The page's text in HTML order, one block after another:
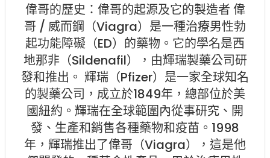
偉哥的歷史：偉哥的起源及它的製造者 偉
哥 / 威而鋼（Viagra）是一種治療男性勃
起功能障礙（ED）的藥物。它的學名是西
地那非（Sildenafil），由輝瑞製藥公司研
發和推出。 輝瑞（Pfizer）是一家全球知名
的製藥公司，成立於1849年，總部位於美
國紐約。輝瑞在全球範圍內從事研究、開
發、生產和銷售各種藥物和疫苗。1998
年，輝瑞推出了偉哥（Viagra），這是他